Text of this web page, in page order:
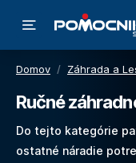
Domov / Záhrada a
Ručné
Do tejto kategórie
ostatné náradie